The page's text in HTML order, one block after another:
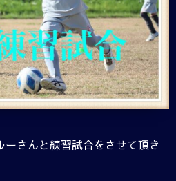
さんと練習試合をさせて頂き